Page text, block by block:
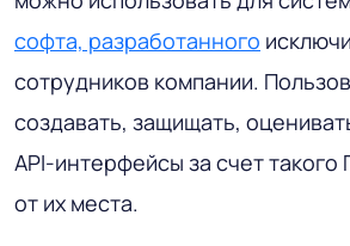
софта, разработанного
сотрудников компании.
создавать, защищать,
API-интерфейсы за счет
от их места.